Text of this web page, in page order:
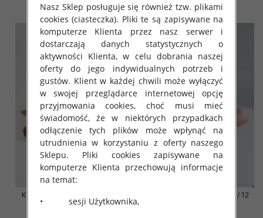
szczegóły szczegóły
Klapki damskie Roz 36-42 / 12
par
Klapki damskie Roz 36-42 / 12
Nasz Sklep posługuje się również tzw. plikami
cookies (ciasteczka). Pliki te są zapisywane na
komputerze Klienta przez nasz serwer i
dostarczają danych statystycznych o
aktywności Klienta, w celu dobrania naszej
oferty do jego indywidualnych potrzeb i
gustów. Klient w każdej chwili może wyłączyć
w swojej przeglądarce internetowej opcję
przyjmowania cookies, choć musi mieć
świadomość, że w niektórych przypadkach
odłączenie tych plików może wpłynąć na
utrudnienia w korzystaniu z oferty naszego
Sklepu. Pliki cookies zapisywane na
komputerze Klienta przechowują informacje
na temat:
• sesji Użytkownika,